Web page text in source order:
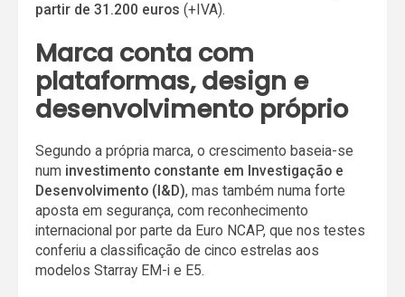
partir de 31.200 euros (+IVA).
Marca conta com
plataformas, design e
desenvolvimento próprio
Segundo a própria marca, o crescimento baseia-se
num investimento constante em Investigação e
Desenvolvimento (I&D), mas também numa forte
aposta em segurança, com reconhecimento
internacional por parte da Euro NCAP, que nos testes
conferiu a classificação de cinco estrelas aos
modelos Starray EM-i e E5.